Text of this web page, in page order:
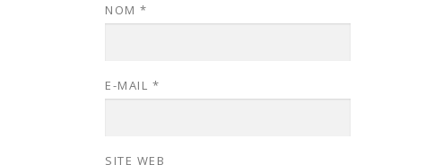
NOM *
E-MAIL *
SITE WEB